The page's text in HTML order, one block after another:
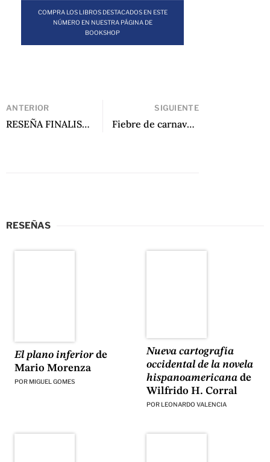
COMPRA LOS LIBROS DESTACADOS EN ESTE
NÚMERO EN NUESTRA PÁGINA DE
BOOKSHOP
ANTERIOR
RESEÑA FINALISTA: Nuevas cartas náuticas de Adalber Salas Hernández
SIGUIENTE
Fiebre de carnaval de Yuliana Ortiz Ruano
RESEÑAS
El plano inferiorde
Mario Morenza
POR MIGUEL GOMES
Nueva cartografía
occidental de la novela
hispanoamericanade
Wilfrido H. Corral
POR LEONARDO VALENCIA